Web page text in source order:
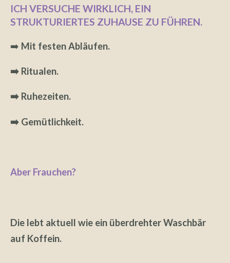
ICH VERSUCHE WIRKLICH, EIN
STRUKTURIERTES ZUHAUSE ZU FÜHREN.
➡️ Mit festen Abläufen.
➡️ Ritualen.
➡️ Ruhezeiten.
➡️ Gemütlichkeit.
Aber Frauchen?
Die lebt aktuell wie ein überdrehter Waschbär
auf Koffein.